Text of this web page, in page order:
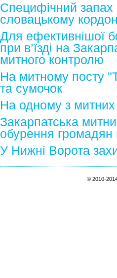
Специфічний запах
словацькому
Для ефективнішої
при в’їзді на
митного контролю
На митному посту
та сумочок
На одному з митних
Закарпатська
обурення
У Нижні Ворота
© 2010-